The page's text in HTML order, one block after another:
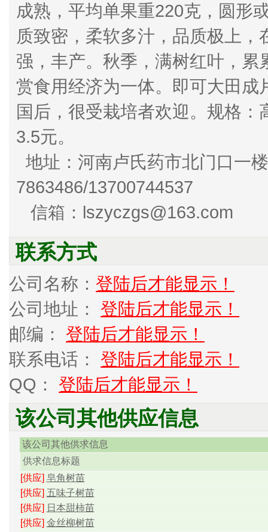
成熟，平均单果重220克，圆形
质致密，柔软多汁，品质极上
强，丰产。秋季，满树红叶，
赏食用经济为一体。即可大田
国后，很受栽培者欢迎。规格
3.5元。
地址：河南卢氏药市北门口一
7863486/
信箱：lszyczgs@163.com
联系方式
公司名称： 登陆后才能显示！
公司地址： 登陆后才能显示！
邮编： 登陆后才能显示！
联系电话： 登陆后才能显示！
QQ： 登陆后才能显示！
该公司其他供应信息
该公司其他供求信息
供求信息标题
[供应] 皂角树苗
[供应] 五味子树苗
[供应] 日本甜柿苗
[供应] 金丝柳树苗